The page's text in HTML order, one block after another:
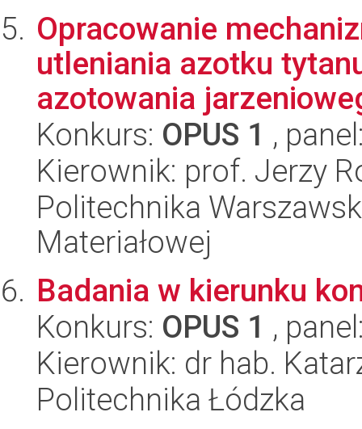
Opracowanie
utleniania azotku
azotowania
Konkurs: OPUS 1 ,
Kierownik: prof. Jerzy
Politechnika
Materiałowej
Badania w kierunku
Konkurs: OPUS 1 ,
Kierownik: dr hab.
Politechnika Łódzka